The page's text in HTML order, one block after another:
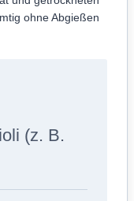
ohne Abgießen
(z. B.